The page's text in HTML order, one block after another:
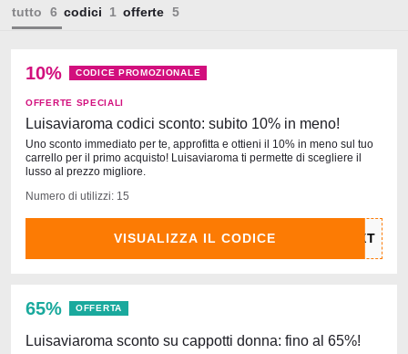
tutto codici offerte
10% CODICE PROMOZIONALE
OFFERTE SPECIALI
Luisaviaroma codici sconto: subito 10% in meno!
Uno sconto immediato per te, approfitta e ottieni il 10% in meno sul tuo
carrello per il primo acquisto! Luisaviaroma ti permette di scegliere il
lusso al prezzo migliore.
Numero di utilizzi: 15
VISUALIZZA IL CODICE
65% OFFERTA
Luisaviaroma sconto su cappotti donna: fino al 65%!